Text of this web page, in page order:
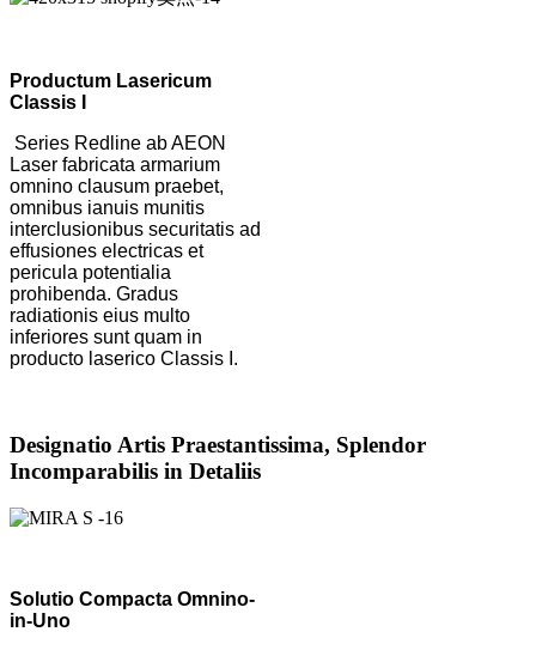
Productum Lasericum
Classis I
Series Redline ab AEON
Laser fabricata armarium
omnino clausum praebet,
omnibus ianuis munitis
interclusionibus securitatis ad
effusiones electricas et
pericula potentialia
prohibenda. Gradus
radiationis eius multo
inferiores sunt quam in
producto laserico Classis I.
Designatio Artis Praestantissima, Splendor
Incomparabilis in Detaliis
Solutio Compacta Omnino-
in-Uno